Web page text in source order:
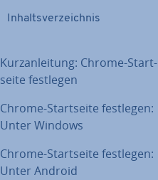
In­halts­ver­zeich­nis
Kurz­an­lei­tung: Chrome-Start­
sei­te festlegen
Chrome-Start­sei­te festlegen:
Unter Windows
Chrome-Start­sei­te festlegen:
Unter Android